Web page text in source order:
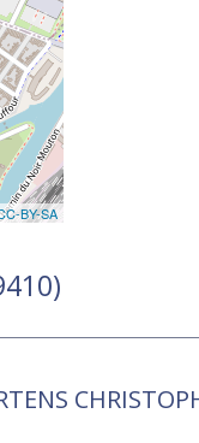
BY-SA